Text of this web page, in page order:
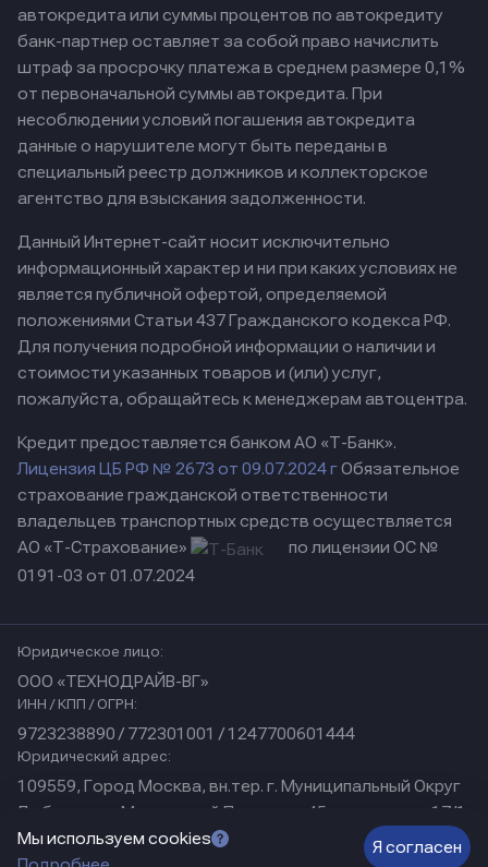
Мы используем cookies
Я согласен
автокредита или суммы процентов по автокредиту
банк-партнер оставляет за собой право начислить
штраф за просрочку платежа в среднем размере 0,1%
от первоначальной суммы автокредита. При
несоблюдении условий погашения автокредита
данные о нарушителе могут быть переданы в
специальный реестр должников и коллекторское
агентство для взыскания задолженности.
Данный Интернет-сайт носит исключительно
информационный характер и ни при каких условиях не
является публичной офертой, определяемой
положениями Статьи 437 Гражданского кодекса РФ.
Для получения подробной информации о наличии и
стоимости указанных товаров и (или) услуг,
пожалуйста, обращайтесь к менеджерам автоцентра.
Кредит предоставляется банком АО «Т-Банк».
Лицензия ЦБ РФ № 2673 от 09.07.2024 гОбязательное
страхование гражданской ответственности
владельцев транспортных средств осуществляется
АО «Т-Страхование»
по лицензии ОС №
0191-03 от 01.07.2024
Юридическое лицо:
ООО «ТЕХНОДРАЙВ-ВГ»
ИНН / КПП / ОГРН:
9723238890 / 772301001 / 1247700601444
Юридический адрес:
109559, Город Москва, вн.тер. г. Муниципальный Округ
Люблино, ул Марьинский Парк, дом 45, помещение 17/1
Физический адрес: